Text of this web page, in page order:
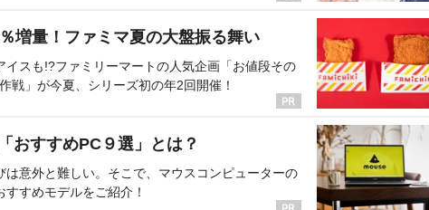
増量！ファミマ夏の大盤振る舞い
イスも!?ファミリーマートの人気企画「お値段その
戦」が今夏、シリーズ初の年2回開催！
おすすめPC９選」とは？
は意外と難しい。そこで、マウスコンピューターの
すめモデルをご紹介！